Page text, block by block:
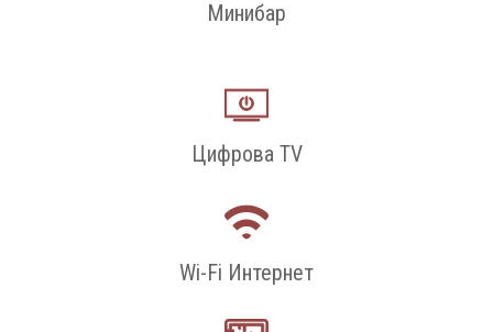
Минибар
Цифрова TV
Wi-Fi Интернет